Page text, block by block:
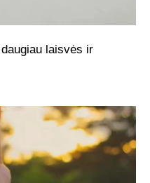
laisvės ir